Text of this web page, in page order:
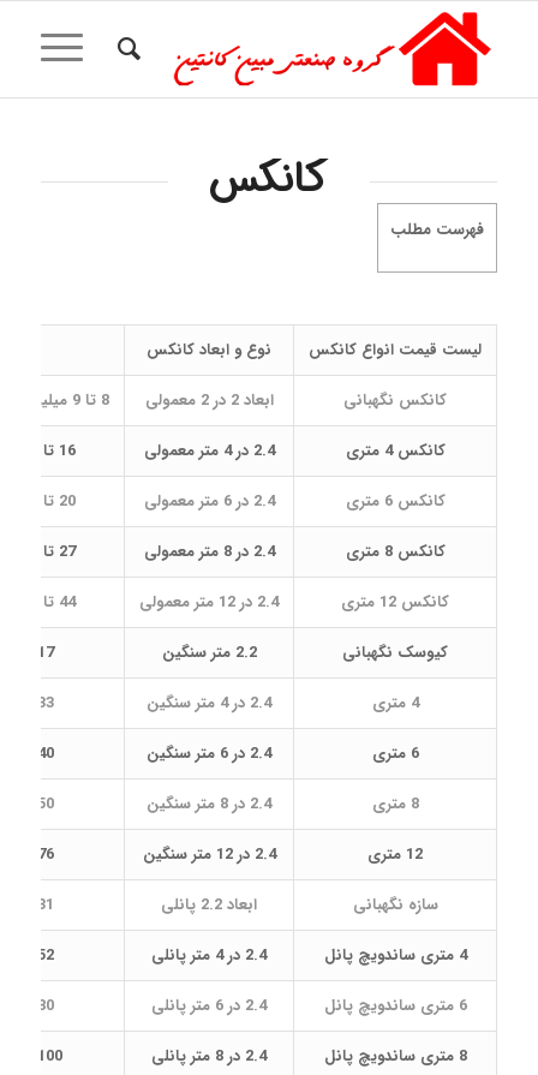
کانکس
فهرست مطلب
لیست قیمت انواع کانکس نوع و ابعاد کانکس
کانکس نگهبانی
ابعاد 2 در 2 معمولی
8 تا 9 میلیون و پانصد هزار تومان
کانکس 4 متری
2.4 در 4 متر معمولی
16 تا 18 میلیون تومان
کانکس 6 متری
2.4 در 6 متر معمولی
20 تا 22 میلیون تومان
کانکس 8 متری
2.4 در 8 متر معمولی
27 تا 29 میلیون تومان
کانکس 12 متری
2.4 در 12 متر معمولی
44 تا 46 میلیون تومان
کیوسک نگهبانی
2.2 متر سنگین
17 تا 19 میلیون
4 متری
2.4 در 4 متر سنگین
33 تا 35 میلیون
6 متری
2.4 در 6 متر سنگین
40 تا 42 میلیون
8 متری
2.4 در 8 متر سنگین
50 تا 53 میلیون
12 متری
2.4 در 12 متر سنگین
76 تا 78 میلیون
سازه نگهبانی
ابعاد 2.2 پانلی
31 تا 33 میلیون
4 متری ساندویچ پانل
2.4 در 4 متر پانلی
52 تا 54 میلیون
6 متری ساندویچ پانل
2.4 در 6 متر پانلی
80 تا 82 میلیون
8 متری ساندویچ پانل
2.4 در 8 متر پانلی
100 تا 102 میلیون